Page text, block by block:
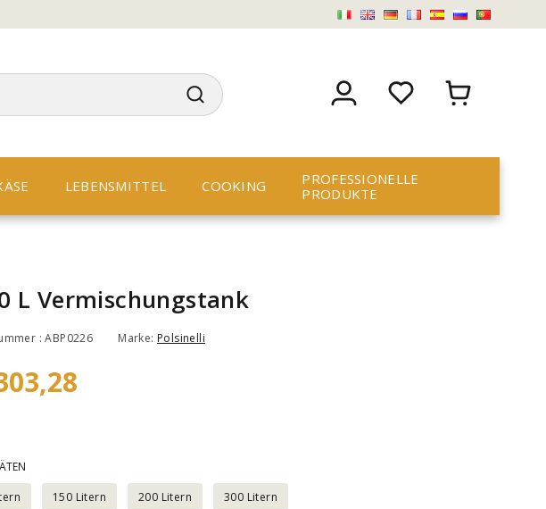
LEBENSMITTEL COOKING
PROFESSIONELLE
PRODUKTE
L Vermischungstank
: ABP0226 Marke: Polsinelli
150 Litern 200 Litern 300 Litern